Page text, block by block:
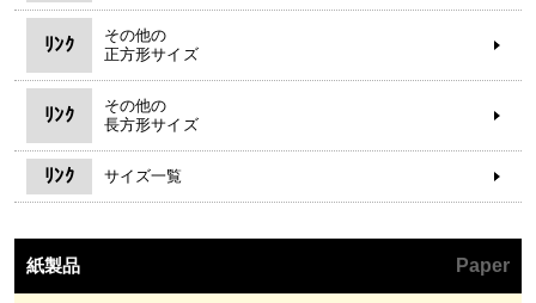
ﾘﾝｸ
その他の
正方形サイズ
ﾘﾝｸ
その他の
長方形サイズ
ﾘﾝｸ サイズ一覧
紙製品 Paper